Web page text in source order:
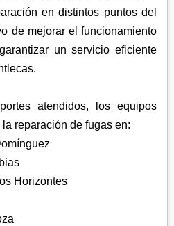
en distintos puntos del
de mejorar el funcionamiento
un servicio eficiente
atendidos, los equipos
reparación de fugas en:
Horizontes